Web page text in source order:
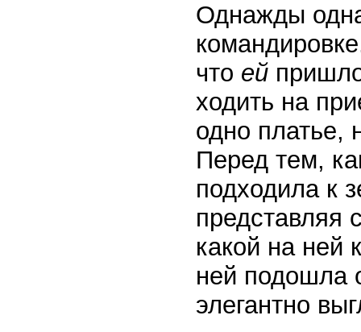
Однажды
что ей
ходить на
одно платье,
Перед тем,
подходила к
представляя
какой на ней
ней подошла
элегантно